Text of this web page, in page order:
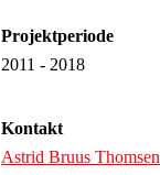
Projektperiode
2011 - 2018
Kontakt
Astrid Bruus Thomsen